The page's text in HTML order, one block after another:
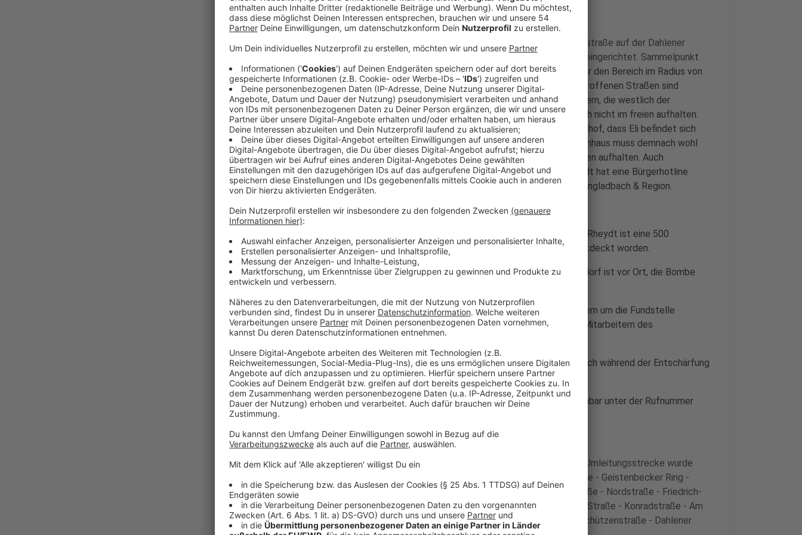
Seit 12 Uhr hat die NEW Sammelstellen an der Haltestelle Bootsstraße auf der Dahlener
Straße und an der Haltestelle Schmölderpark auf der Urftstraße eingerichtet. Sammelpunkt
ist die Gesamtschule Espenstraße.Die Stadt evakuiert seit 12 Uhr den Bereich im Radius von
500 Metern, etwa 3.000 Menschen sind davon betroffen. Die betroffenen Straßen sind
gesperrt, das gilt auch für alle Straßen im Umkreis von 1.000 Metern, die westlich der
Bahnstrecke liegen. Im Umkreis von einem Kilometer darf man sich nicht im freien aufhalten.
Am Rande des Evakuierungsbereich liegt der Rheydter Hauptbahnhof, dass Eli befindet sich
fast genau 1.000 Meter von der Fundstelle entfernt - das Krankenhaus muss demnach wohl
nicht evakuiert werden, man darf sich aber auch dort nicht im Freien aufhalten. Auch
Kindergärten und Schulen befinden sich in der Sperrzone. Die Stadt hat eine Bürgerhotline
eingerichtet - alle Infos findet ihr auf Radio 90,1.de unter Mönchengladbach & Region.
Aktuelle Infos der Stadt:
Auf einem Grundstück an der Schmölderstraße / Diltheystraße in Rheydt ist eine 500
Kilogramm schwere Fliegerbombe aus dem zweiten Weltkrieg entdeckt worden.
Der Kampfmittelbeseitigungsdienst der Bezirksregierung Düsseldorf ist vor Ort, die Bombe
soll noch heute im Laufe des Tages entschärft werden.
Aus Sicherheitsgründen muss der Bereich im Radius von 500 Metern um die Fundstelle
evakuiert werden. Bewohner und Gewerbetreibende werden von Mitarbeitern des
Ordnungsamtes benachrichtigt.
Im Radius von 500 bis 1000 Metern um die Fundstelle dürft ihr euch während der Entschärfung
nicht im Freien aufhalten.
Weitere Infos unterwww.notfallmg.de. Eine Infohotline ist erreichbar unter der Rufnummer
Der Evakuierungsbereich muss weiträumig umfahren werden.
Die Umleitungsstrecke wurde
laut Stadt wie folgt festgelegt: Dahlener Straße - Hubertusstraße - Geistenbecker Ring -
Duvenstraße - Odenkirchener Straße - Limitenstraße - Gartenstraße - Nordstraße - Friedrich-
Ebert-Straße - Hangbuschweg - Schäferstraße - Heinrich-Pesch-Straße - Konradstraße - Am
Ohler Friedhof - Preyerstraße - Pongser Straße - Forststraße - Schützenstraße - Dahlener